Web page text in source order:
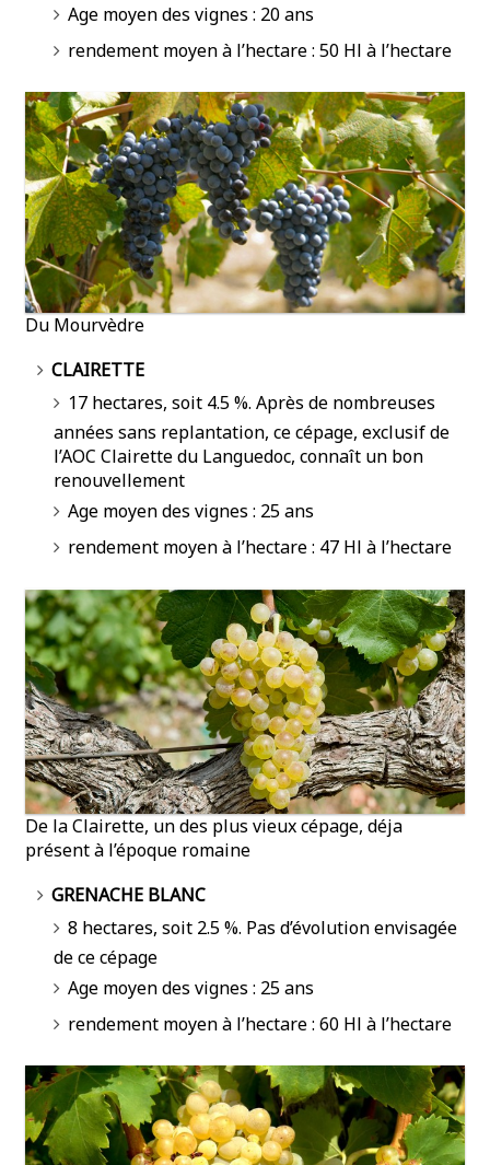
Age moyen des vignes : 20 ans
rendement moyen à l’hectare : 50 Hl à l’hectare
Du Mourvèdre
CLAIRETTE
17 hectares, soit 4.5 %. Après de nombreuses
années sans replantation, ce cépage, exclusif de
l’AOC Clairette du Languedoc, connaît un bon
renouvellement
Age moyen des vignes : 25 ans
rendement moyen à l’hectare : 47 Hl à l’hectare
De la Clairette, un des plus vieux cépage, déja
présent à l’époque romaine
GRENACHE BLANC
8 hectares, soit 2.5 %. Pas d’évolution envisagée
de ce cépage
Age moyen des vignes : 25 ans
rendement moyen à l’hectare : 60 Hl à l’hectare